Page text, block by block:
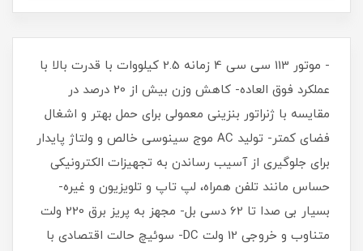
- موتور 113 سی سی 4 زمانه 2.5 کیلووات با قدرت بالا با
عملکرد فوق العاده- کاهش وزن بیش از 20 درصد در
مقایسه با ژنراتور بنزینی معمولی برای حمل بهتر و اشغال
فضای کمتر- تولید AC موج سینوسی خالص و ولتاژ پایدار
برای جلوگیری از آسیب رساندن به تجهیزات الکترونیکی
حساس مانند تلفن همراه، لپ تاپ و تلویزیون و غیره-
بسیار بی صدا تا 62 دسی بل- مجهز به پریز برق 220 ولت
متناوب و خروجی 12 ولت DC- سوئیچ حالت اقتصادی با